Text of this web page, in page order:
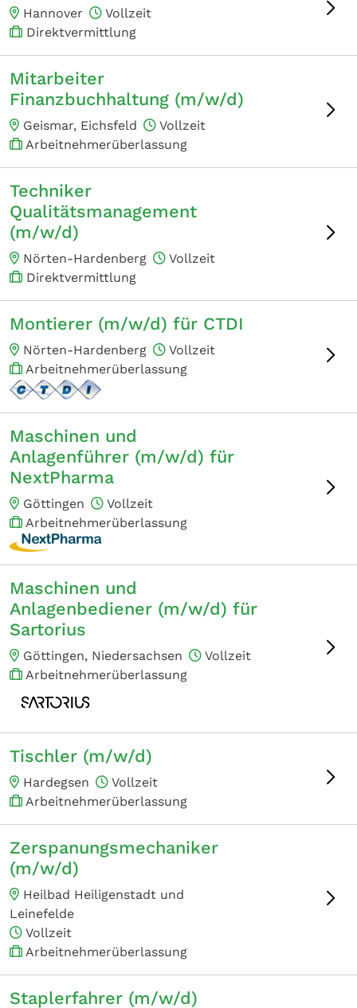
Hannover
Vollzeit
Direktvermittlung
Mitarbeiter
Finanzbuchhaltung (m/w/d)
Geismar, Eichsfeld
Vollzeit
Arbeitnehmerüberlassung
Techniker
Qualitätsmanagement
(m/w/d)
Nörten-Hardenberg
Vollzeit
Direktvermittlung
Montierer (m/w/d) für CTDI
Nörten-Hardenberg
Vollzeit
Arbeitnehmerüberlassung
Maschinen und
Anlagenführer (m/w/d) für
NextPharma
Göttingen
Vollzeit
Arbeitnehmerüberlassung
Maschinen und
Anlagenbediener (m/w/d) für
Sartorius
Göttingen, Niedersachsen
Vollzeit
Arbeitnehmerüberlassung
Tischler (m/w/d)
Hardegsen
Vollzeit
Arbeitnehmerüberlassung
Zerspanungsmechaniker
(m/w/d)
Heilbad Heiligenstadt und
Leinefelde
Vollzeit
Arbeitnehmerüberlassung
Staplerfahrer (m/w/d)